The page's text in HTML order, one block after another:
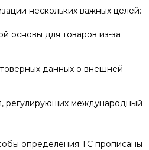
нескольких важных целей:
основы для товаров из-за
данных о внешней
регулирующих международный
определения ТС прописаны